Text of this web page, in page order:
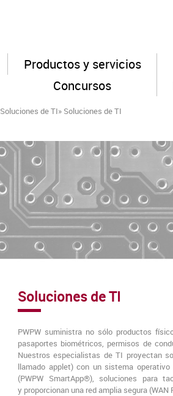
Productos y servicios
Concursos
Soluciones de TI» Soluciones de TI
Soluciones de TI
PWPW suministra no sólo productos
pasaportes biométricos, permisos de
Nuestros especialistas de TI proyectan
llamado applet) con un sistema
(PWPW SmartApp®), soluciones para
y proporcionan una red amplia segura (WAN